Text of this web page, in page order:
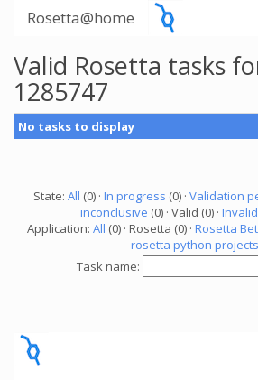
Rosetta@home
Valid Rosetta tasks
1285747
No tasks to display
State: All (0) · In progress (0) · Validation
inconclusive (0) · Valid (0) · Invalid
Application: All (0) · Rosetta (0) · Rosetta
rosetta python projects
Task name: